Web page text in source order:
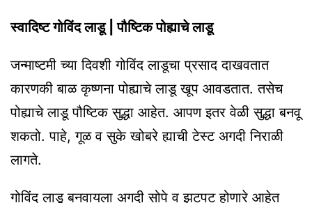
स्वादिष्ट गोविंद लाडू | पौष्टिक पोह्याचे लाडू
जन्माष्टमी च्या दिवशी गोविंद लाडूचा प्रसाद दाखवतात
कारणकी बाळ कृष्णना पोह्याचे लाडू खूप आवडतात. तसेच
पोह्याचे लाडू पौष्टिक सुद्धा आहेत. आपण इतर वेळी सुद्धा बनवू
शकतो. पाहे, गूळ व सुके खोबरे ह्याची टेस्ट अगदी निराळी
लागते.
गोविंद लाडू बनवायला अगदी सोपे व झटपट होणारे आहेत